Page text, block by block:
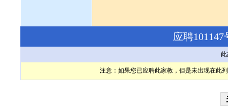
应聘
注意：如果您已应聘此家教，但是未出现在此